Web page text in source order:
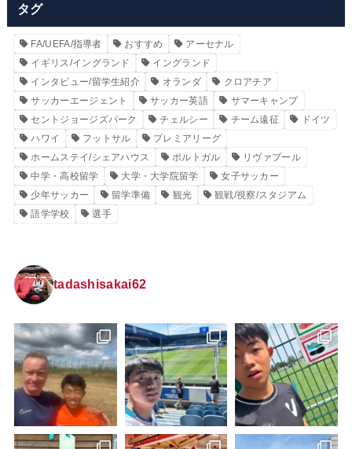
タグ
FA/UEFA/指導者 おすすめ
アーセナル
イギリス/イングランド
イングランド
インタビュー/留学生紹介
オランダ
クロアチア
サッカーエージェント
サッカー英語
サマーキャンプ
セントジョージズパーク
チェルシー チーム遠征
ドイツ
ハワイ
フットサル
プレミアリーグ
ホームステイ/シェアハウス
ポルトガル
リヴァプール
中学・高校留学
大学・大学院留学
女子サッカー
少年サッカー
留学準備 観光
観戦/視察/スタジアム
語学学校
選手
tadashisakai62